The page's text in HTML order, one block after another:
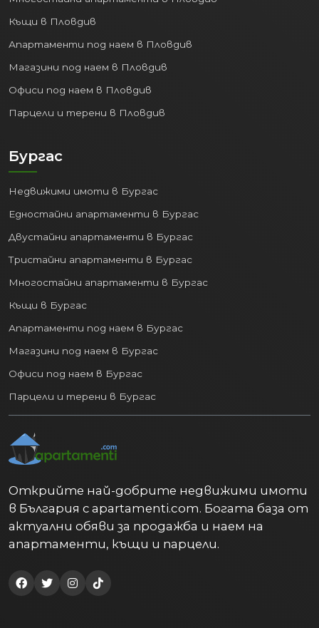
Природни дадености:Красиви
плажове, обширна Морска градина за
разходки и отдих, чист въздух.
музеи, галерии, целогодишни
фестивали и събития.
Образование и Здравеопазване:
Технически университет,
добри училища, модерни болници и
медицински центрове.
ресторанти, кафенета, барове,
клубове и търговски центрове.
4. Разнообразен пазар на
недвижими имоти:
Пазарът на
недвижими имоти във
Варнапредлага по нещо за всеки вкус и
бюджет:
Апартаменти:От модерни
новопостроени комплекси с гледка
жилища в утвърдени квартали.
града, така и в спокойните
предградия и вилни зони.
Инвестиционни имоти:
Апартаменти и търговски площи
с висок потенциал за отдаване под
наем (дългосрочно или за туристи)
и капиталов растеж.
Къщи в Пловдив
Апартаменти под наем в Пловдив
Магазини под наем в Пловдив
Офиси под наем в Пловдив
Парцели и терени в Пловдив
Бургас
Недвижими имоти в Бургас
Едностайни апартаменти в Бургас
Двустайни апартаменти в Бургас
Тристайни апартаменти в Бургас
Многостайни апартаменти в Бургас
Къщи в Бургас
Апартаменти под наем в Бургас
Магазини под наем в Бургас
Офиси под наем в Бургас
Парцели и терени в Бургас
Открийте най-добрите недвижими имоти
в България с apartamenti.com. Богата база от
актуални обяви за продажба и наем на
апартаменти, къщи и парцели.